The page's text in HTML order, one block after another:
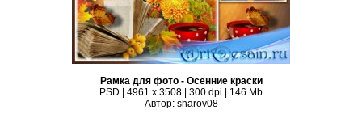
Рамка для фото - Осенние краски
PSD | 4961 х 3508 | 300 dpi | 146 Mb
Автор: sharov08